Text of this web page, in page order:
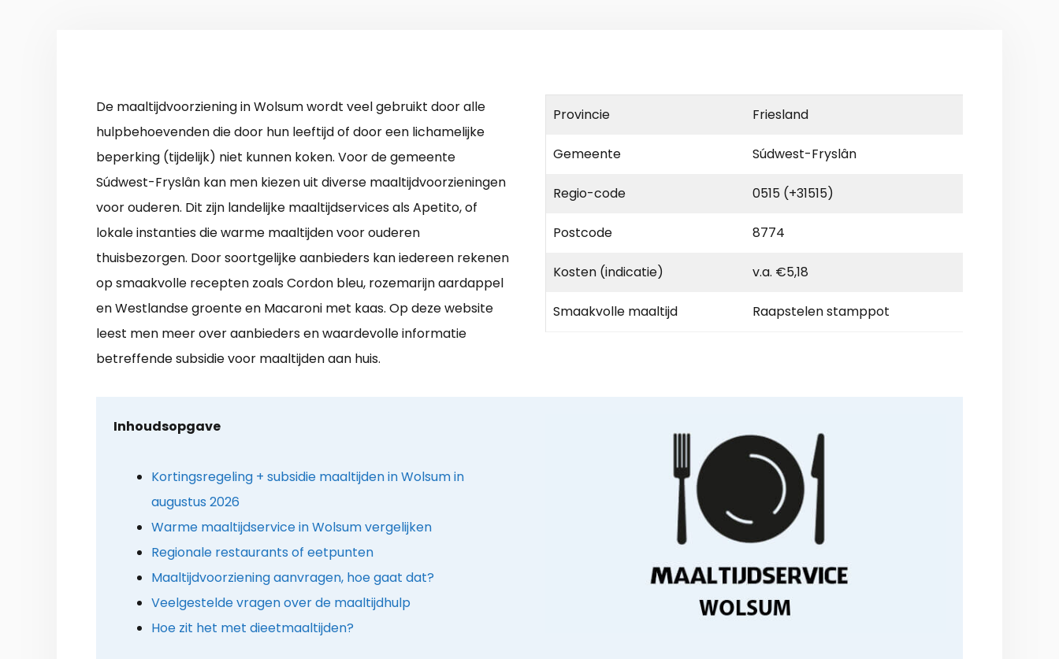
De maaltijdvoorziening in Wolsum wordt veel gebruikt door alle
hulpbehoevenden die door hun leeftijd of door een lichamelijke
beperking (tijdelijk) niet kunnen koken. Voor de gemeente
Súdwest-Fryslân kan men kiezen uit diverse maaltijdvoorzieningen
voor ouderen. Dit zijn landelijke maaltijdservices als Apetito, of
lokale instanties die warme maaltijden voor ouderen
thuisbezorgen. Door soortgelijke aanbieders kan iedereen rekenen
op smaakvolle recepten zoals Cordon bleu, rozemarijn aardappel
en Westlandse groente en Macaroni met kaas. Op deze website
leest men meer over aanbieders en waardevolle informatie
betreffende subsidie voor maaltijden aan huis.
Provincie Friesland
Gemeente Súdwest-Fryslân
Regio-code 0515 (+31515)
Postcode 8774
Kosten (indicatie) v.a. €5,18
Smaakvolle maaltijd Raapstelen stamppot
Inhoudsopgave
Kortingsregeling + subsidie maaltijden in Wolsum in
augustus 2026
Warme maaltijdservice in Wolsum vergelijken
Regionale restaurants of eetpunten
Maaltijdvoorziening aanvragen, hoe gaat dat?
Veelgestelde vragen over de maaltijdhulp
Hoe zit het met dieetmaaltijden?